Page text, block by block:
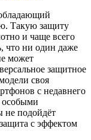
Такую защиту
и чаще всего
что ни один даже
может
защитное
своя
с недавнего
не подойдёт
с эффектом